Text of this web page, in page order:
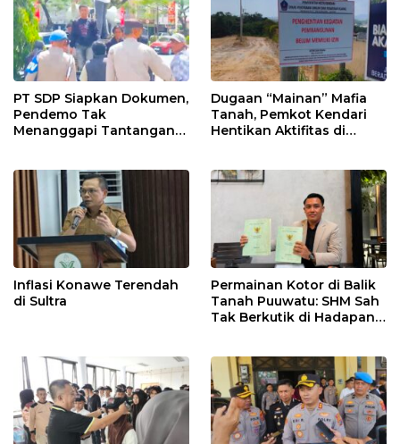
PT SDP Siapkan Dokumen,
Pendemo Tak
Menanggapi Tantangan
Dugaan “Mainan” Mafia
Tanah, Pemkot Kendari
Hentikan Aktifitas di
Inflasi Konawe Terendah
di Sultra
Permainan Kotor di Balik
Tanah Puuwatu: SHM Sah
Tak Berkutik di Hadapan